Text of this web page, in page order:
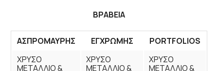
ΒΡΑΒΕΙΑ
ΑΣΠΡΟΜΑΥΡΗΣ ΕΓΧΡΩΜΗΣ
PORTFOLIOS
ΧΡΥΣΟ
ΜΕΤΑΛΛΙΟ &
ΧΡΥΣΟ
ΜΕΤΑΛΛΙΟ &
ΧΡΥΣΟ
ΜΕΤΑΛΛΙΟ &